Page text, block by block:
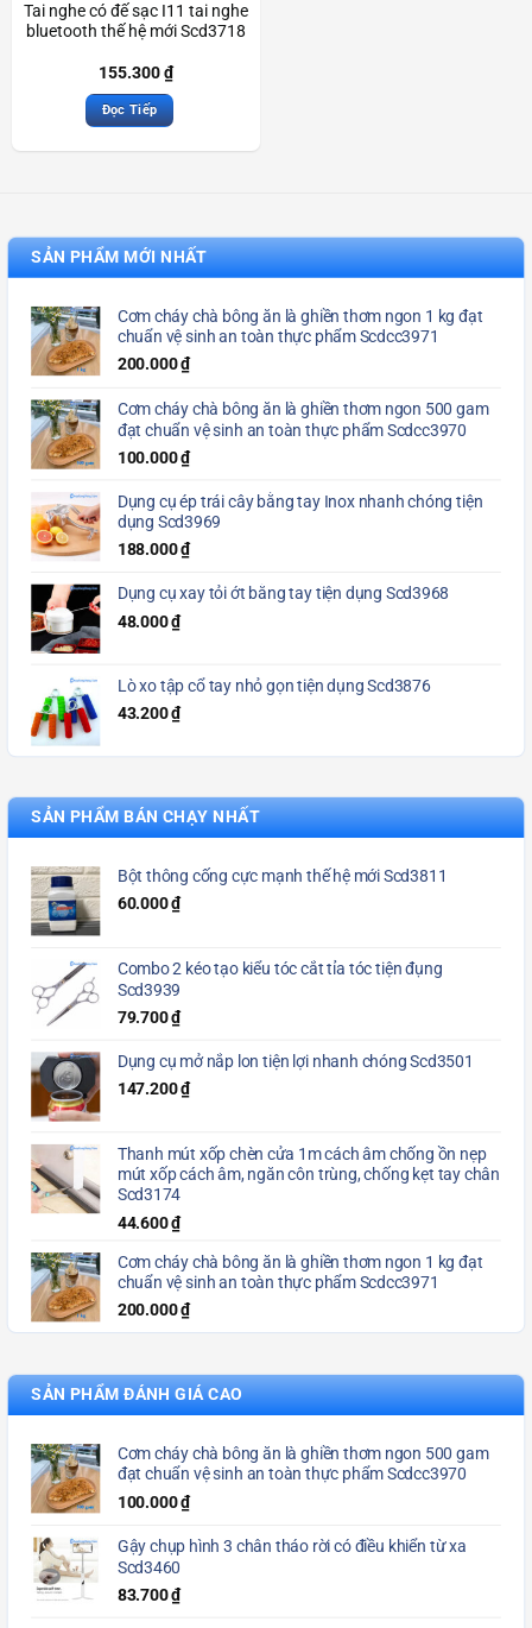
Tai nghe có đế sạc I11 tai nghe
bluetooth thế hệ mới Scd3718
155.300₫
Đọc Tiếp
SẢN PHẨM MỚI NHẤT
Cơm cháy chà bông ăn là ghiền thơm ngon 1 kg đạt
chuẩn vệ sinh an toàn thực phẩm Scdcc3971
200.000₫
Cơm cháy chà bông ăn là ghiền thơm ngon 500 gam
đạt chuẩn vệ sinh an toàn thực phẩm Scdcc3970
100.000₫
Dụng cụ ép trái cây bằng tay Inox nhanh chóng tiện
dụng Scd3969
188.000₫
Dụng cụ xay tỏi ớt bằng tay tiện dụng Scd3968
48.000₫
Lò xo tập cổ tay nhỏ gọn tiện dụng Scd3876
43.200₫
SẢN PHẨM BÁN CHẠY NHẤT
Bột thông cống cực mạnh thế hệ mới Scd3811
60.000₫
Combo 2 kéo tạo kiểu tóc cắt tỉa tóc tiện đụng
Scd3939
79.700₫
Dụng cụ mở nắp lon tiện lợi nhanh chóng Scd3501
147.200₫
Thanh mút xốp chèn cửa 1m cách âm chống ồn nẹp
mút xốp cách âm, ngăn côn trùng, chống kẹt tay chân
Scd3174
44.600₫
Cơm cháy chà bông ăn là ghiền thơm ngon 1 kg đạt
chuẩn vệ sinh an toàn thực phẩm Scdcc3971
200.000₫
SẢN PHẨM ĐÁNH GIÁ CAO
Cơm cháy chà bông ăn là ghiền thơm ngon 500 gam
đạt chuẩn vệ sinh an toàn thực phẩm Scdcc3970
100.000₫
Gậy chụp hình 3 chân tháo rời có điều khiển từ xa
Scd3460
83.700₫